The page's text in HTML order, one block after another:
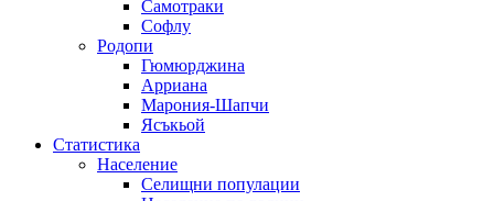
Самотраки
Софлу
Родопи
Гюмюрджина
Арриана
Марония-Шапчи
Ясъкьой
Статистика
Население
Селищни популации